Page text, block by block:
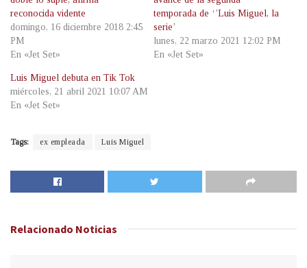
reconocida vidente
domingo, 16 diciembre 2018 2:45
PM
En «Jet Set»
temporada de ‘’Luis Miguel, la
serie’
lunes, 22 marzo 2021 12:02 PM
En «Jet Set»
Luis Miguel debuta en Tik Tok
miércoles, 21 abril 2021 10:07 AM
En «Jet Set»
Tags: ex empleada Luis Miguel
Relacionado Noticias